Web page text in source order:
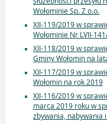
Wołominie Sp. Z o.o.
XII-119/2019 w
Wołominie Nr LVII-
XII-118/2019 w
Gminy Wołomin na
XII-117/2019 w
Wołomin na rok 2019
XII-116/2019 w
marca 2019 roku w
zbywania, nabywania